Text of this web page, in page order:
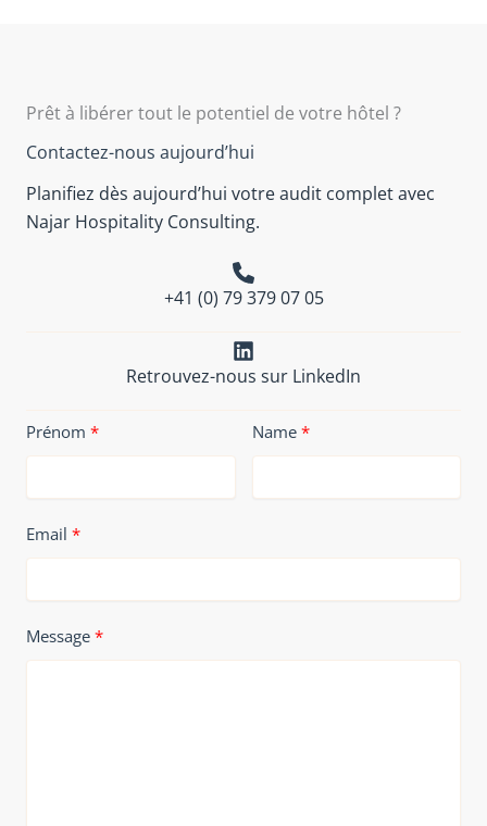
Prêt à libérer tout le potentiel de votre hôtel ?
Contactez-nous aujourd’hui
Planifiez dès aujourd’hui votre audit complet avec
Najar Hospitality Consulting.
+41 (0) 79 379 07 05
Retrouvez-nous sur LinkedIn
Prénom Name
Email
Message